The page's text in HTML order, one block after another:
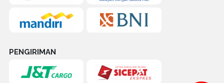
PENGIRIMAN